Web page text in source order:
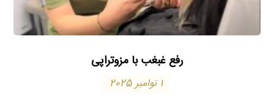
رفع غبغب با مزوتراپی
1 نوامبر 2025